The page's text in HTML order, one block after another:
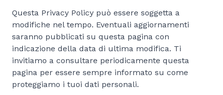
Questa Privacy Policy può essere soggetta a
modifiche nel tempo. Eventuali aggiornamenti
saranno pubblicati su questa pagina con
indicazione della data di ultima modifica. Ti
invitiamo a consultare periodicamente questa
pagina per essere sempre informato su come
proteggiamo i tuoi dati personali.